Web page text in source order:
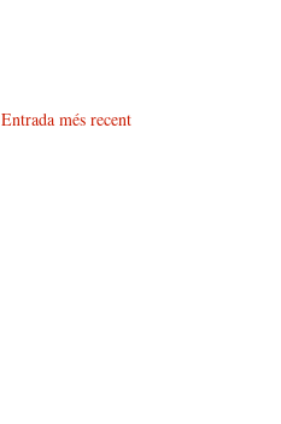
Entrada més recent